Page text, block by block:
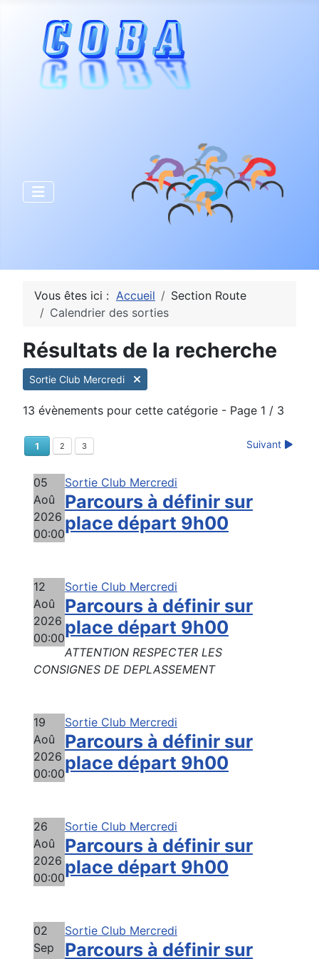
Vous êtes ici : Accueil
Section Route
Calendrier des sorties
Résultats de la recherche
Sortie Club Mercredi
13 évènements pour cette catégorie - Page 1 / 3
1 2 3 Suivant
05
Aoû
2026
00:00
Sortie Club Mercredi
Parcours à définir sur
place départ 9h00
12
Aoû
2026
00:00
Sortie Club Mercredi
Parcours à définir sur
place départ 9h00
ATTENTION RESPECTER LES
CONSIGNES DE DEPLASSEMENT
19
Aoû
2026
00:00
Sortie Club Mercredi
Parcours à définir sur
place départ 9h00
26
Aoû
2026
00:00
Sortie Club Mercredi
Parcours à définir sur
place départ 9h00
02
Sep
Sortie Club Mercredi
Parcours à définir sur